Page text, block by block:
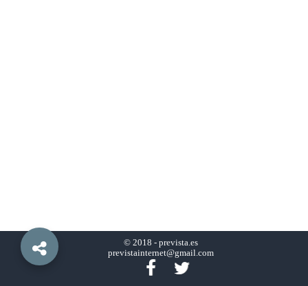
© 2018 - prevista.es
previstainternet@gmail.com